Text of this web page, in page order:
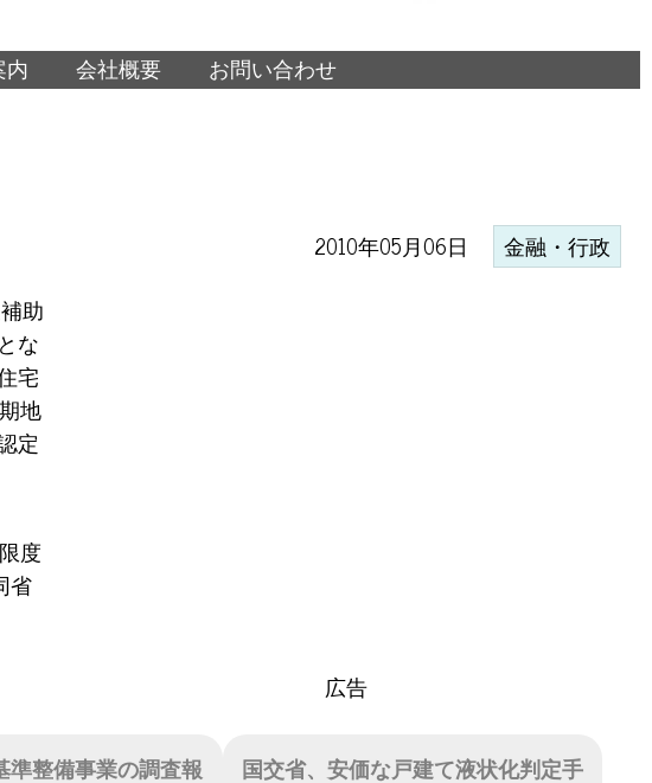
内 会社概要 お問い合わせ
2010年05月06日 金融・行政
広告
助
な
宅
地
定
度
省
準整備事業の調査報
国交省、安価な戸建て液状化判定手